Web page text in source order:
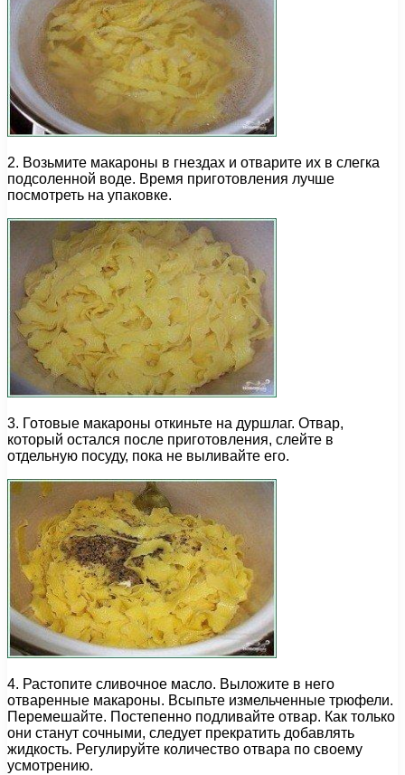
2. Возьмите макароны в гнездах и отварите их в слегка
подсоленной воде. Время приготовления лучше
посмотреть на упаковке.
3. Готовые макароны откиньте на дуршлаг. Отвар,
который остался после приготовления, слейте в
отдельную посуду, пока не выливайте его.
4. Растопите сливочное масло. Выложите в него
отваренные макароны. Всыпьте измельченные трюфели.
Перемешайте. Постепенно подливайте отвар. Как только
они станут сочными, следует прекратить добавлять
жидкость. Регулируйте количество отвара по своему
усмотрению.